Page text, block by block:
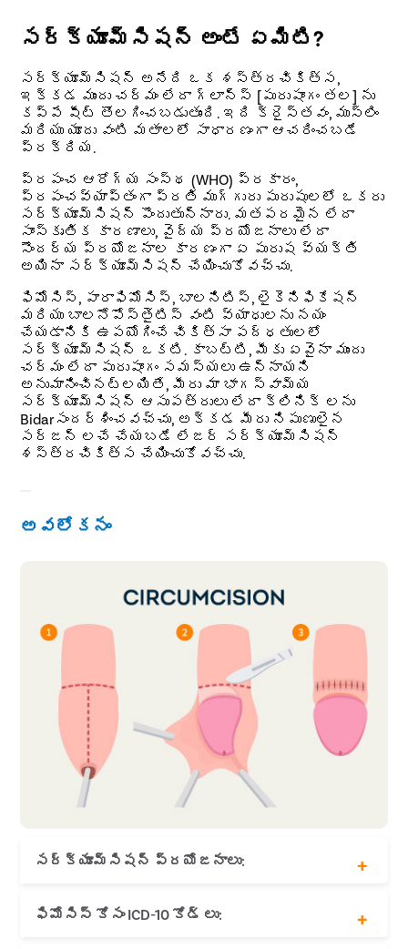
సర్క్యూమ్సిషన్ అంటే ఏమిటి?
సర్క్యూమ్సిషన్ అనేది ఒక శస్త్రచికిత్స,
ఇక్కడ ముందు చర్మం లేదా గ్లాన్స్ [పురుషాంగం తల] ను
కప్పే షీట్ తొలగించబడుతుంది. ఇది క్రైస్తవం, ముస్లిం
మరియు యూదు వంటి మతాలలో సాధారణంగా ఆచరించబడే
ప్రక్రియ.
ప్రపంచ ఆరోగ్య సంస్థ (WHO) ప్రకారం,
ప్రపంచవ్యాప్తంగా ప్రతి ముగ్గురు పురుషులలో ఒకరు
సర్క్యూమ్సిషన్ పొందుతున్నారు. మతపరమైన లేదా
సాంస్కృతిక కారణాలు, వైద్య ప్రయోజనాలు లేదా
సౌందర్య ప్రయోజనాల కారణంగా ఏ పురుష వ్యక్తి
అయినా సర్క్యూమ్సిషన్ చేయించుకోవచ్చు.
ఫిమోసిస్, పారాఫిమోసిస్, బాలనిటిస్, లైకెనిఫికేషన్
మరియు బాలనోపోస్తైటిస్ వంటి వ్యాధులను నయం
చేయడానికి ఉపయోగించే చికిత్సా పద్ధతులలో
సర్క్యూమ్సిషన్ ఒకటి. కాబట్టి, మీకు ఏవైనా ముందు
చర్మం లేదా పురుషాంగం సమస్యలు ఉన్నాయని
అనుమానించినట్లయితే, మీరు మా భాగస్వామ్య
సర్క్యూమ్సిషన్ ఆసుపత్రులు లేదా క్లినిక్ లను
Bidarసందర్శించవచ్చు, అక్కడ మీరు నిపుణులైన
సర్జన్ లచే చేయబడే లేజర్ సర్క్యూమ్సిషన్
శస్త్రచికిత్స చేయించుకోవచ్చు.
అవలోకనం
సర్క్యూమ్సిషన్ ప్రయోజనాలు:
STD ల ప్రమాదాన్ని తగ్గిస్తుంది
మూత్రనాళ ఇన్ఫెక్షన్ ల ప్రమాదాన్ని
ఫిమోసిస్ కోసం ICD-10 కోడ్ లు: